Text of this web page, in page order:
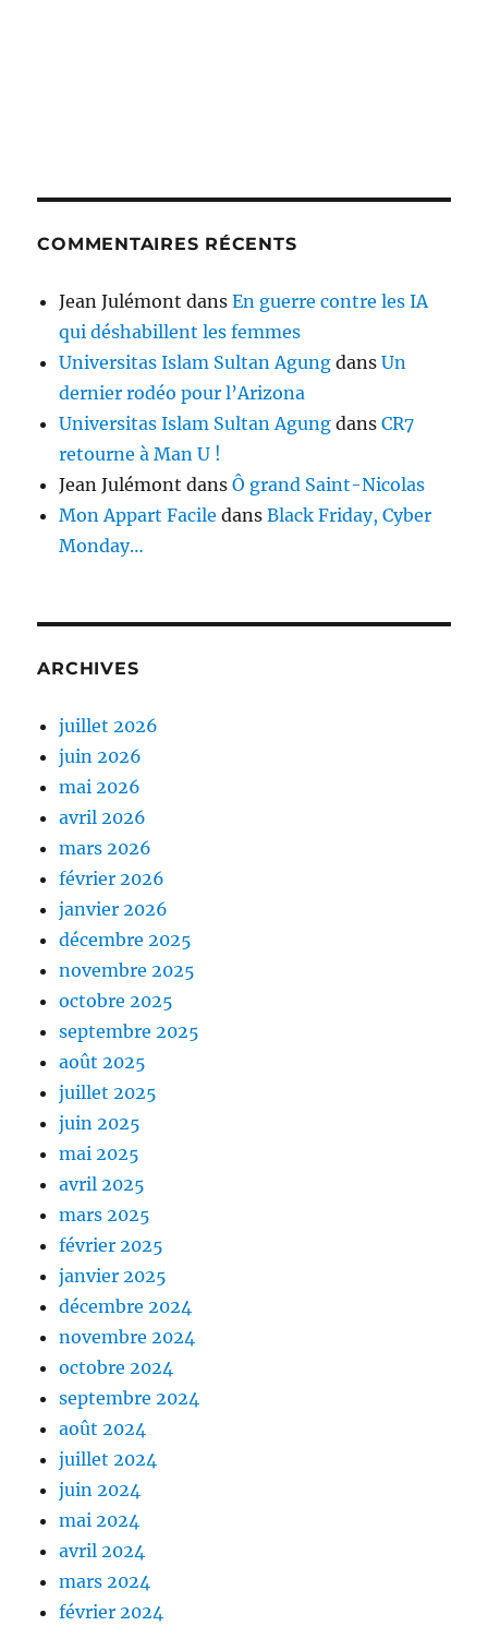
COMMENTAIRES RÉCENTS
Jean Julémont dansEn guerre contre les IA
qui déshabillent les femmes
Universitas Islam Sultan Agung dansUn
dernier rodéo pour l’Arizona
Universitas Islam Sultan Agung dansCR7
retourne à Man U !
Jean Julémont dansÔ grand Saint-Nicolas
Mon Appart Facile dansBlack Friday, Cyber
Monday…
ARCHIVES
juillet 2026
juin 2026
mai 2026
avril 2026
mars 2026
février 2026
janvier 2026
décembre 2025
novembre 2025
octobre 2025
septembre 2025
août 2025
juillet 2025
juin 2025
mai 2025
avril 2025
mars 2025
février 2025
janvier 2025
décembre 2024
novembre 2024
octobre 2024
septembre 2024
août 2024
juillet 2024
juin 2024
mai 2024
avril 2024
mars 2024
février 2024